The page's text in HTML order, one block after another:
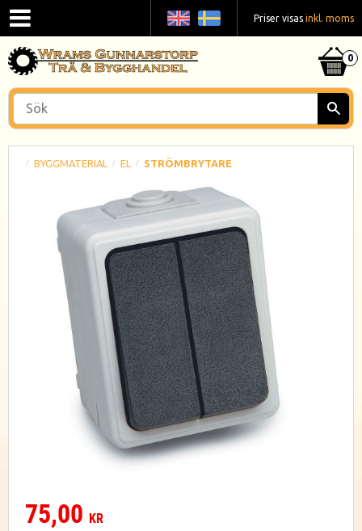
Priser visas inkl. moms
BYGGMATERIAL EL STRÖMBRYTARE
75,00 KR